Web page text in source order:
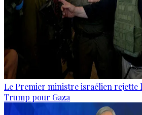
Le Premier ministre israélien rejette
Trump pour Gaza